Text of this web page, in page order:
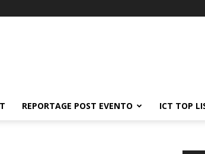
REPORTAGE POST EVENTO ICT TOP